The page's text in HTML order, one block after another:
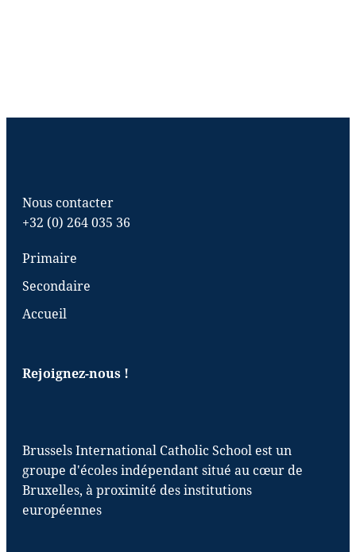
Nous contacter
+32 (0) 264 035 36
Primaire
Secondaire
Accueil
Rejoignez-nous !
Brussels International Catholic School est un
groupe d'écoles indépendant situé au cœur de
Bruxelles, à proximité des institutions
européennes